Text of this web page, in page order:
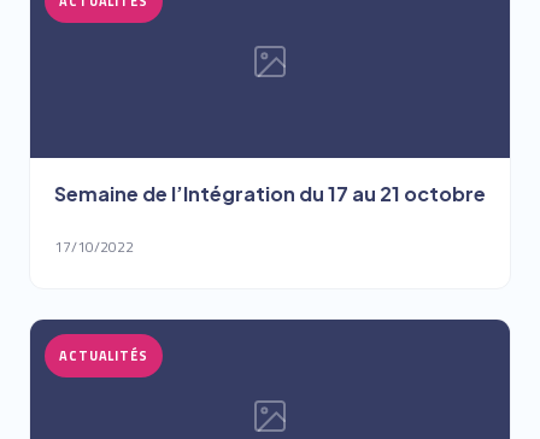
Semaine de l’Intégration du 17 au 21 octobre
17/10/2022
ACTUALITÉS